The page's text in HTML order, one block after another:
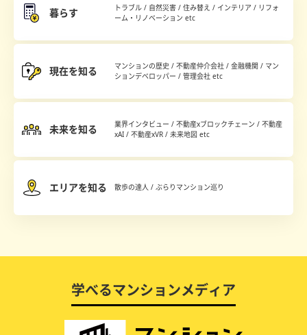
暮らす
トラブル / 自然災害 / 住み替え / インテリア / リフォ
ーム・リノベーション etc
現在を知る
マンションの歴史 / 不動産仲介会社 / 金融機関 / マン
ションデベロッパー / 管理会社 etc
未来を知る
業界インタビュー / 不動産xブロックチェーン / 不動産
xAI / 不動産xVR / 未来地図 etc
エリアを知る 散歩の達人 / ぶらりマンション巡り
学べるマンションメディア